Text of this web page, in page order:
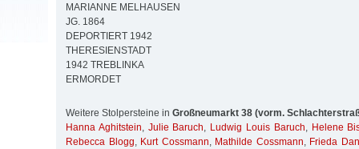
MARIANNE MELHAUSEN
JG. 1864
DEPORTIERT 1942
THERESIENSTADT
1942 TREBLINKA
ERMORDET
Weitere Stolpersteine in Großneumarkt 38 (vorm.
Hanna Aghitstein, Julie Baruch, Ludwig Louis Baruch, Helene
Rebecca Blogg, Kurt Cossmann, Mathilde Cossmann, Frieda